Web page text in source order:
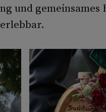
und gemeinsames